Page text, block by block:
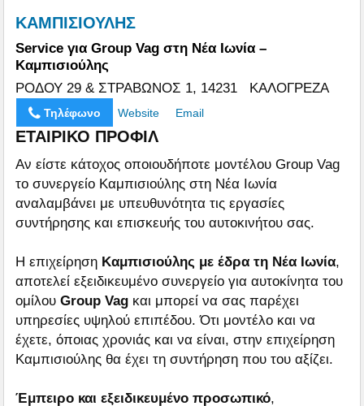
ΚΑΜΠΙΣΙΟΥΛΗΣ
Service για Group Vag στη Nέα Iωνία –
Καμπισιούλης
ΡΟΔΟΥ 29 & ΣΤΡΑΒΩΝΟΣ 1, 14231 ΚΑΛΟΓΡΕΖΑ
Τηλέφωνο Website Email
ΕΤΑΙΡΙΚΟ ΠΡΟΦΙΛ
Αν είστε κάτοχος οποιουδήποτε μοντέλου Group Vag
το συνεργείο Καμπισιούλης στη Νέα Ιωνία
αναλαμβάνει με υπευθυνότητα τις εργασίες
συντήρησης και επισκευής του αυτοκινήτου σας.
Η επιχείρηση Καμπισιούλης με έδρα τη Νέα Ιωνία,
αποτελεί εξειδικευμένο συνεργείο για αυτοκίνητα του
ομίλουGroup Vag και μπορεί να σας παρέχει
υπηρεσίες υψηλού επιπέδου. Ότι μοντέλο και να
έχετε, όποιας χρονιάς και να είναι, στην επιχείρηση
Καμπισιούλης θα έχει τη συντήρηση που του αξίζει.
Έμπειρο και εξειδικευμένο προσωπικό,